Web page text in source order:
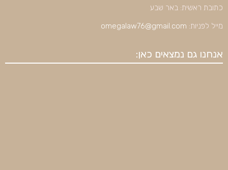
כתובת ראשית: באר שבע
מייל לפניות: omegalaw76@gmail.com
אנחנו גם נמצאים כאן: